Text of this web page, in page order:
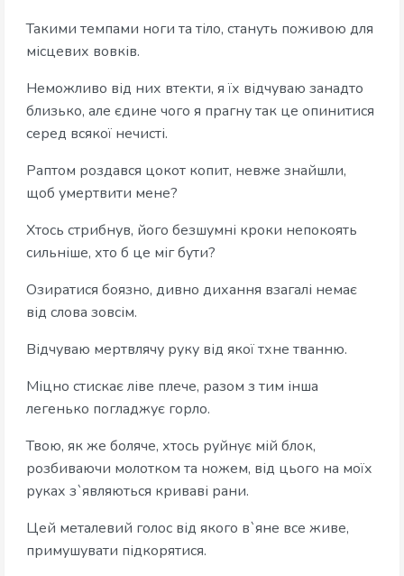
Такими темпами ноги та тіло, стануть поживою для
місцевих вовків.
Неможливо від них втекти, я їх відчуваю занадто
близько, але єдине чого я прагну так це опинитися
серед всякої нечисті.
Раптом роздався цокот копит, невже знайшли,
щоб умертвити мене?
Хтось стрибнув, його безшумні кроки непокоять
сильніше, хто б це міг бути?
Озиратися боязно, дивно дихання взагалі немає
від слова зовсім.
Відчуваю мертвлячу руку від якої тхне тванню.
Міцно стискає ліве плече, разом з тим інша
легенько погладжує горло.
Твою, як же боляче, хтось руйнує мій блок,
розбиваючи молотком та ножем, від цього на моїх
руках з`являються криваві рани.
Цей металевий голос від якого в`яне все живе,
примушувати підкорятися.